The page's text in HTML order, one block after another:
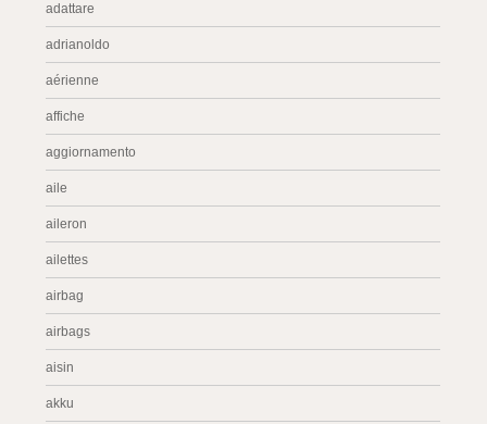
adattare
adrianoldo
aérienne
affiche
aggiornamento
aile
aileron
ailettes
airbag
airbags
aisin
akku